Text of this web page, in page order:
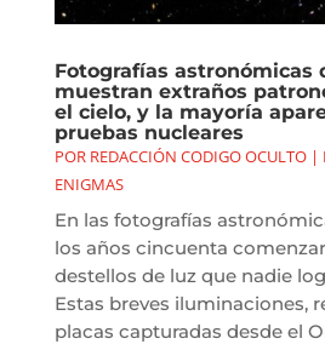
Fotografías astronómicas
muestran extraños
el cielo, y la mayoría
pruebas nucleares
POR REDACCIÓN CODIGO OCULTO|
ENIGMAS
En las fotografías
los años cincuenta
destellos de luz que nadie
Estas breves iluminaciones,
placas capturadas desde el